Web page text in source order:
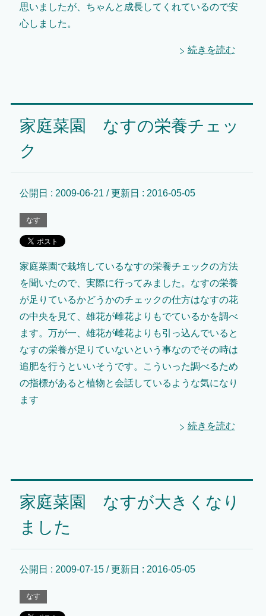
思いましたが、ちゃんと成長してくれているので安
心しました。
続きを読む
家庭菜園 なすの栄養チェッ
ク
公開日 : 2009-06-21 / 更新日 : 2016-05-05
なす
家庭菜園で栽培しているなすの栄養チェックの方法
を聞いたので、実際に行ってみました。なすの栄養
が足りているかどうかのチェックの仕方はなすの花
の中央を見て、雄花が雌花よりもでているかを調べ
ます。万が一、雄花が雌花よりも引っ込んでいると
なすの栄養が足りていないという事なのでその時は
追肥を行うといいそうです。こういった調べるため
の指標があると植物と会話しているような気になり
ます
続きを読む
家庭菜園 なすが大きくなり
ました
公開日 : 2009-07-15/ 更新日 : 2016-05-05
なす